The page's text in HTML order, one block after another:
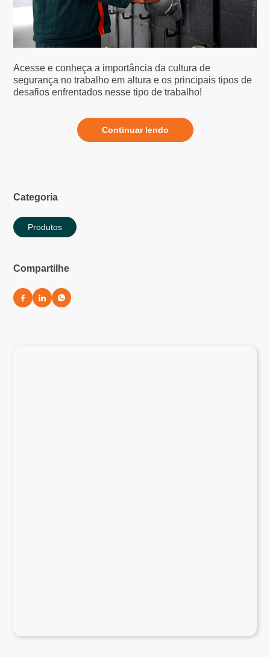
Categoria
Produtos
Compartilhe
Acesse e conheça a importância da cultura de
segurança no trabalho em altura e os principais tipos de
desafios enfrentados nesse tipo de trabalho!
Continuar lendo